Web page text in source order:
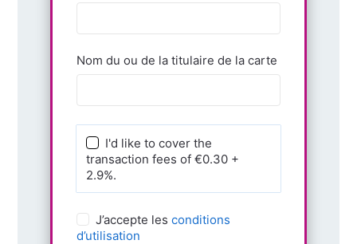
Nom du ou de la titulaire de la carte
I'd like to cover the
transaction fees of €0.30 +
2.9%.
J’accepte les conditions
d’utilisation